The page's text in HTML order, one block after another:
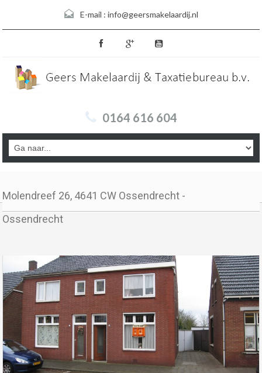
E-mail : info@geersmakelaardij.nl
0164 616 604
Molendreef 26, 4641 CW Ossendrecht -
Ossendrecht